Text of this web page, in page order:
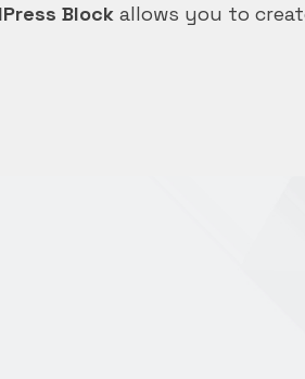
Block allows you to